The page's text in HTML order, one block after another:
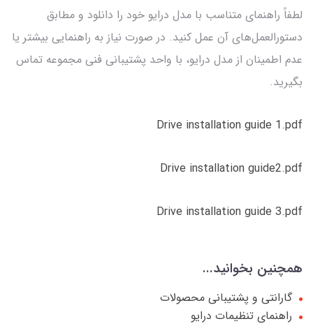
لطفاً راهنمای متناسب با مدل درایو خود را دانلود و مطابق
دستورالعمل‌های آن عمل کنید. در صورت نیاز به راهنمایی بیشتر یا
عدم اطمینان از مدل درایو، با واحد پشتیبانی فنی مجموعه تماس
بگیرید.
Drive installation guide 1.pdf
Drive installation guide2.pdf
Drive installation guide 3.pdf
همچنین بخوانید...
گارانتی و پشتیبانی محصولات
راهنمای تنظیمات درایو